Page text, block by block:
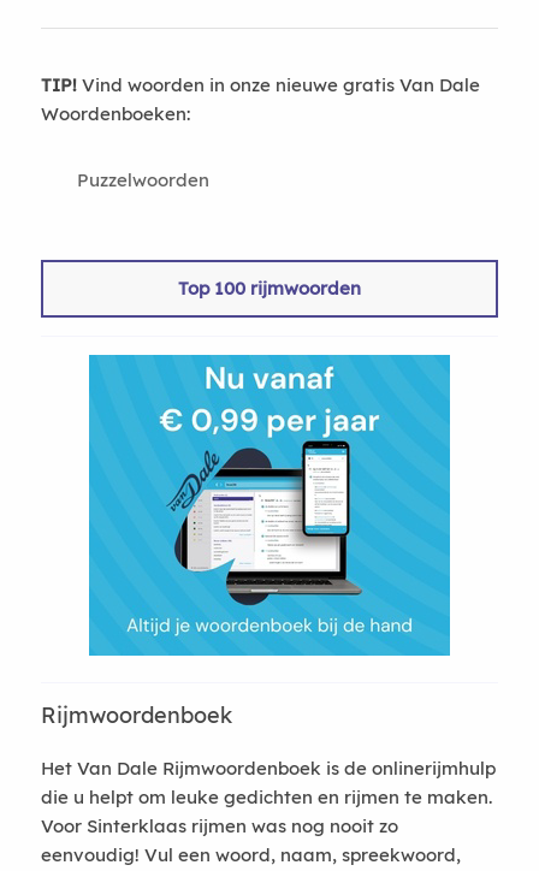
TIP!Vind woorden in onze nieuwe gratis Van Dale
Woordenboeken:
Puzzelwoorden
Top 100 rijmwoorden
Rijmwoordenboek
Het Van Dale Rijmwoordenboek is de onlinerijmhulp
die u helpt om leuke gedichten en rijmen te maken.
Voor Sinterklaas rijmen was nog nooit zo
eenvoudig! Vul een woord, naam, spreekwoord,